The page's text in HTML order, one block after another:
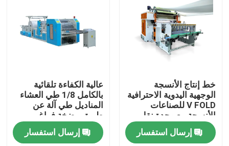
المنزل
المنتجات
خط إنتاج الأنسجة
الوجهية اليدوية الاحترافية
V FOLD للصناعات
الأنسجة مع وحدة نقل
تلقائي
إرسال استفسار
عالية الكفاءة تلقائية
بالكامل 1/8 طي العشاء
المناديل طي آلة عن
طريق مضخة فراغ
إرسال استفسار